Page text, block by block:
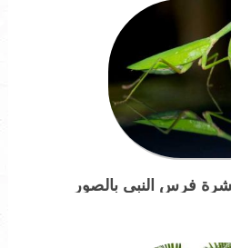
فرس النبي بالصور